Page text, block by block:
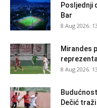
Posljednji
Bar
8 Aug 2026.
Mirandes
8 Aug 2026.
Dečić